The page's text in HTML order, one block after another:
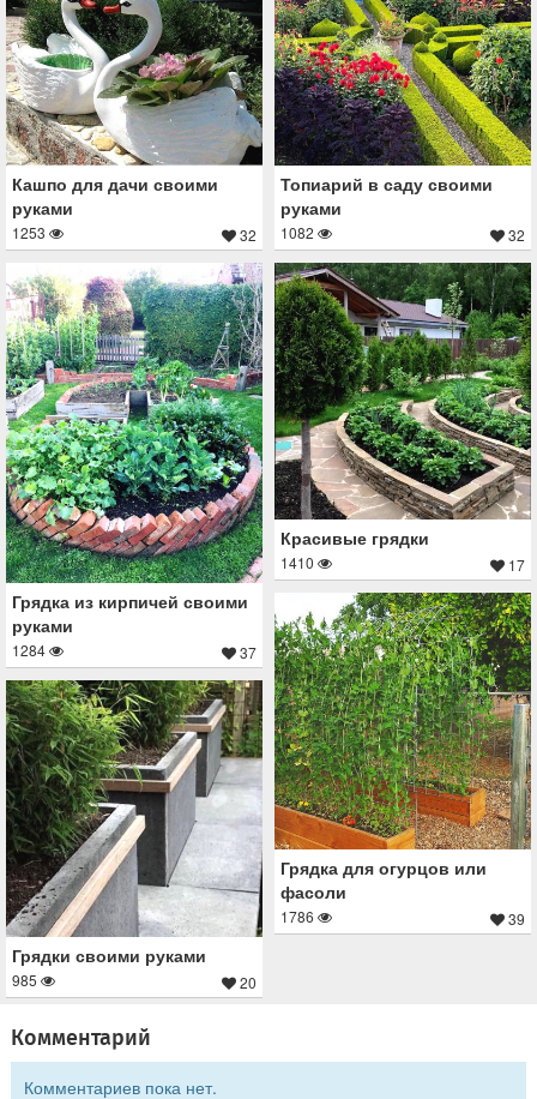
Топиарий в саду своими
руками
1082 32
Кашпо для дачи своими
руками
1253 32
Грядка из кирпичей своими
руками
1284 37
Красивые грядки
1410 17
Грядка для огурцов или
фасоли
1786 39
Грядки своими руками
985 20
Комментарий
Комментариев пока нет.